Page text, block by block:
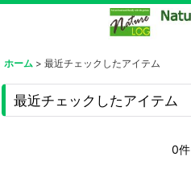
ホーム > 最近チェックしたアイテム
最近チェックしたアイテム
0件